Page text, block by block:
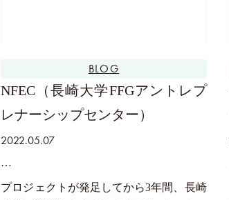
BLOG
NFEC（長崎大学FFGアントレプ
レナーシップセンター）
2022.05.07
プロジェクトが発足してから3年間、長崎